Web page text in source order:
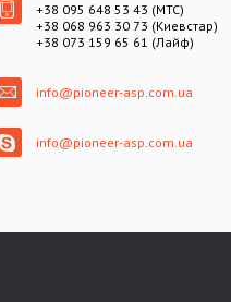
+38 095 648 53 43 (МТС)
+38 068 963 30 73 (Киевстар)
+38 073 159 65 61 (Лайф)
info@pioneer-asp.com.ua
info@pioneer-asp.com.ua